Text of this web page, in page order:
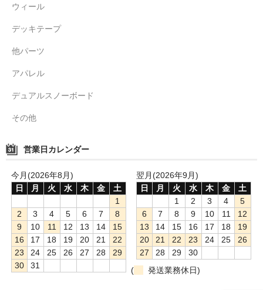
ウィール
デッキテープ
他パーツ
アパレル
デュアルスノーボード
その他
営業日カレンダー
今月(2026年8月)
日
月 火 水 木 金
土
1
2
3 4 5 6 7
8
9
10 11 12 13 14
15
16
17 18 19 20 21
22
23
24 25 26 27 28
29
30
31
翌月(2026年9月)
日
月 火 水 木 金
土
1
2 3 4
5
6
7 8 9 10 11
12
13
14 15 16 17 18
19
20
21 22 23 24 25
26
27
28 29
30
(
発送業務休日)